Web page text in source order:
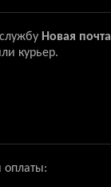
Новая почта
курьер.